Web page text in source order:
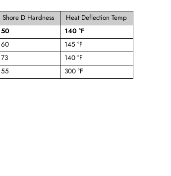
Shore D Hardness
Heat Deflection Temp
50
140 °F
60
145 °F
73
140 °F
55 300 °F